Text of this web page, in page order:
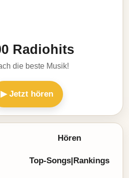
Radiohits
die beste Musik!
▶ Jetzt hören
Hören
Top-Songs|Rankings